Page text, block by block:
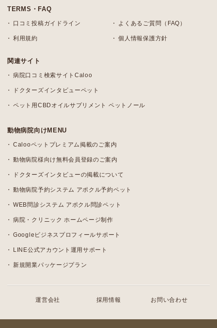
TERMS・FAQ
口コミ投稿ガイドライン よくあるご質問（FAQ）
利用規約 個人情報保護方針
関連サイト
病院口コミ検索サイトCaloo
ドクターズインタビューペット
ペット用CBDオイルサプリメント ペットノール
動物病院向けMENU
Calooペットプレミアム掲載のご案内
動物病院様向け無料会員登録のご案内
ドクターズインタビューの掲載について
動物病院予約システム アポクル予約ペット
WEB問診システム アポクル問診ペット
病院・クリニック ホームページ制作
Googleビジネスプロフィールサポート
LINE公式アカウント運用サポート
新規開業パッケージプラン
運営会社 採用情報 お問い合わせ